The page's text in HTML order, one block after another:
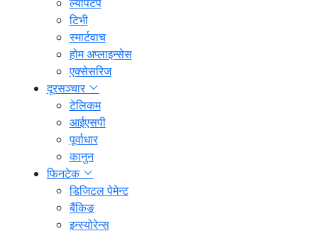
टिभी
स्मार्टवाच
होम अप्लाइन्सेस
एक्सेसरिज
दूरसञ्चार
टेलिकम
आईएसपी
पूर्वाधार
कानुन
फिनटेक
डिजिटल पेमेन्ट
बैंकिङ
इन्स्योरेन्स